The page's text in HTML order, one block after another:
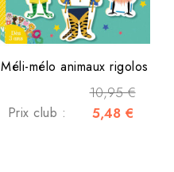
Méli-mélo animaux rigolos
10,95 €
Prix club : 5,48 €